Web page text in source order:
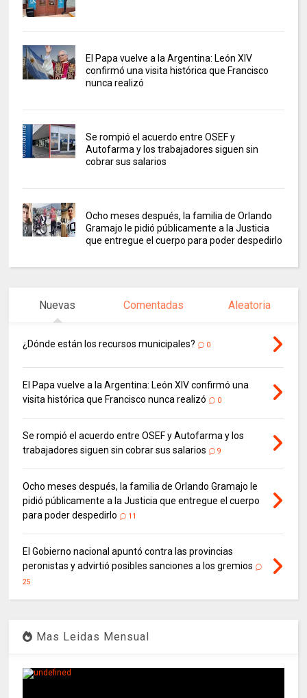
El Papa vuelve a la Argentina: León XIV
confirmó una visita histórica que Francisco
nunca realizó
Se rompió el acuerdo entre OSEF y
Autofarma y los trabajadores siguen sin
cobrar sus salarios
Ocho meses después, la familia de Orlando
Gramajo le pidió públicamente a la Justicia
que entregue el cuerpo para poder despedirlo
Nuevas Comentadas Aleatoria
¿Dónde están los recursos municipales? 0
El Papa vuelve a la Argentina: León XIV confirmó una
visita histórica que Francisco nunca realizó
0
Se rompió el acuerdo entre OSEF y Autofarma y los
trabajadores siguen sin cobrar sus salarios
9
Ocho meses después, la familia de Orlando Gramajo le
pidió públicamente a la Justicia que entregue el cuerpo
para poder despedirlo
11
El Gobierno nacional apuntó contra las provincias
peronistas y advirtió posibles sanciones a los gremios
25
Mas Leidas Mensual